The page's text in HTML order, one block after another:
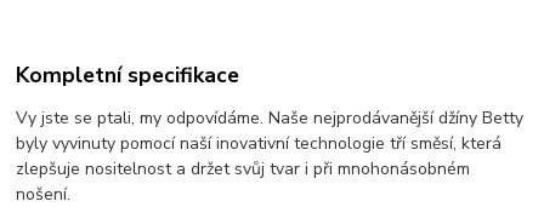
Kompletní specifikace
Vy jste se ptali, my odpovídáme. Naše nejprodávanější džíny Betty
byly vyvinuty pomocí naší inovativní technologie tří směsí, která
zlepšuje nositelnost a držet svůj tvar i při mnohonásobném
nošení.